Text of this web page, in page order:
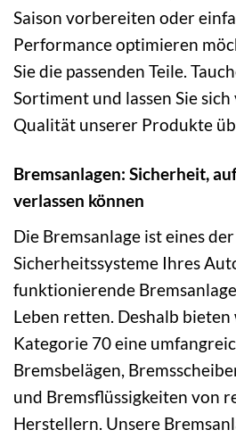
Saison vorbereiten oder
Performance optimieren
Sie die passenden Teile.
Sortiment und lassen Sie
Qualität unserer Produkte
Bremsanlagen: Sicherheit,
verlassen können
Die Bremsanlage ist eines
Sicherheitssysteme Ihres
funktionierende
Leben retten. Deshalb
Kategorie 70 eine
Bremsbelägen,
und Bremsflüssigkeiten von
Herstellern. Unsere